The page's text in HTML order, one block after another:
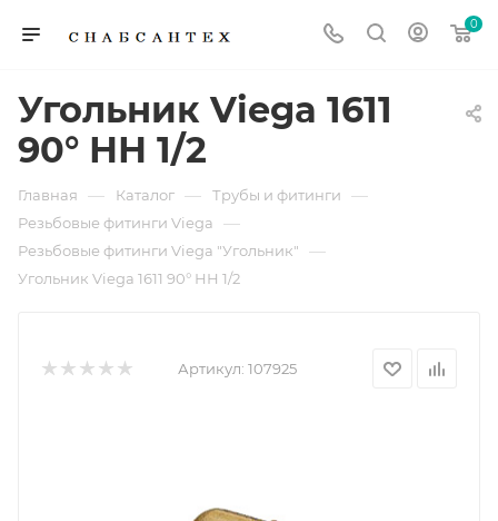
0
Угольник Viega 1611
90° НН 1/2
Главная — Каталог — Трубы и фитинги —
Резьбовые фитинги Viega —
Резьбовые фитинги Viega "Угольник" —
Угольник Viega 1611 90° НН 1/2
Артикул: 107925